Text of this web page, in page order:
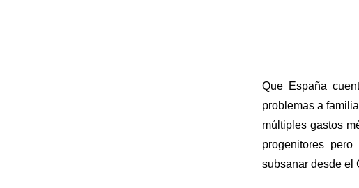
Que España
problemas a
múltiples gastos
progenitores
subsanar desde el